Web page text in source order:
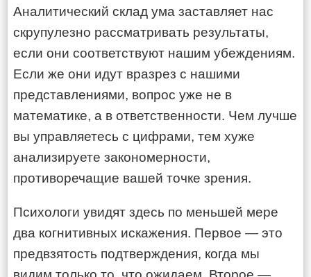
Аналитический склад ума заставляет нас
скрупулезно рассматривать результаты,
если они соответствуют нашим убеждениям.
Если же они идут вразрез с нашими
представлениями, вопрос уже не в
математике, а в ответственности. Чем лучше
вы управляетесь с цифрами, тем хуже
анализируете закономерности,
противоречащие вашей точке зрения.
Психологи увидят здесь по меньшей мере
два когнитивных искажения. Первое — это
предвзятость подтверждения, когда мы